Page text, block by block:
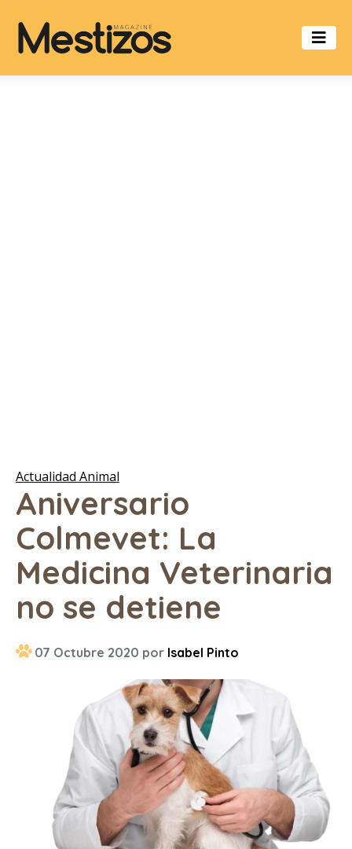
Actualidad Animal
Aniversario
Colmevet: La
Medicina Veterinaria
no se detiene
07 Octubre 2020 por Isabel Pinto